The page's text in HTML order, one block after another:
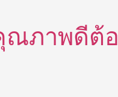
ณภาพดีต้